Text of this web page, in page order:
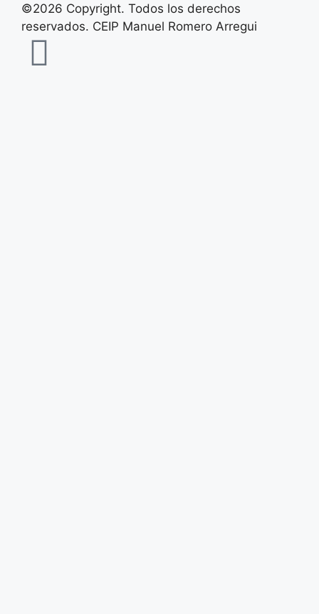
©2026 Copyright. Todos los derechos
reservados. CEIP Manuel Romero Arregui